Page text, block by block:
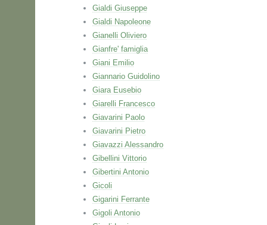
Gialdi Giuseppe
Gialdi Napoleone
Gianelli Oliviero
Gianfre' famiglia
Giani Emilio
Giannario Guidolino
Giara Eusebio
Giarelli Francesco
Giavarini Paolo
Giavarini Pietro
Giavazzi Alessandro
Gibellini Vittorio
Gibertini Antonio
Gicoli
Gigarini Ferrante
Gigoli Antonio